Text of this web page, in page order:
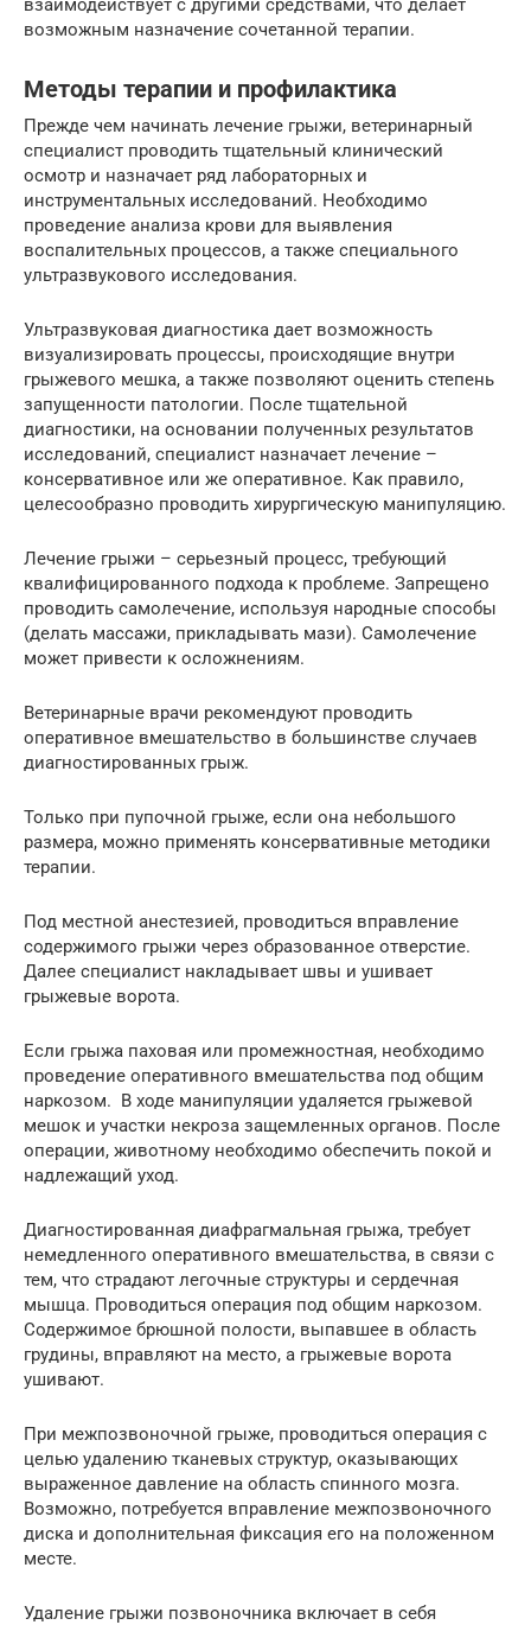
взаимодействует с другими средствами, что делает
возможным назначение сочетанной терапии.
Методы терапии и профилактика
Прежде чем начинать лечение грыжи, ветеринарный
специалист проводить тщательный клинический
осмотр и назначает ряд лабораторных и
инструментальных исследований. Необходимо
проведение анализа крови для выявления
воспалительных процессов, а также специального
ультразвукового исследования.
Ультразвуковая диагностика дает возможность
визуализировать процессы, происходящие внутри
грыжевого мешка, а также позволяют оценить степень
запущенности патологии. После тщательной
диагностики, на основании полученных результатов
исследований, специалист назначает лечение –
консервативное или же оперативное. Как правило,
целесообразно проводить хирургическую манипуляцию.
Лечение грыжи – серьезный процесс, требующий
квалифицированного подхода к проблеме. Запрещено
проводить самолечение, используя народные способы
(делать массажи, прикладывать мази). Самолечение
может привести к осложнениям.
Ветеринарные врачи рекомендуют проводить
оперативное вмешательство в большинстве случаев
диагностированных грыж.
Только при пупочной грыже, если она небольшого
размера, можно применять консервативные методики
терапии.
Под местной анестезией, проводиться вправление
содержимого грыжи через образованное отверстие.
Далее специалист накладывает швы и ушивает
грыжевые ворота.
Если грыжа паховая или промежностная, необходимо
проведение оперативного вмешательства под общим
наркозом. В ходе манипуляции удаляется грыжевой
мешок и участки некроза защемленных органов. После
операции, животному необходимо обеспечить покой и
надлежащий уход.
Диагностированная диафрагмальная грыжа, требует
немедленного оперативного вмешательства, в связи с
тем, что страдают легочные структуры и сердечная
мышца. Проводиться операция под общим наркозом.
Содержимое брюшной полости, выпавшее в область
грудины, вправляют на место, а грыжевые ворота
ушивают.
При межпозвоночной грыже, проводиться операция с
целью удалению тканевых структур, оказывающих
выраженное давление на область спинного мозга.
Возможно, потребуется вправление межпозвоночного
диска и дополнительная фиксация его на положенном
месте.
Удаление грыжи позвоночника включает в себя